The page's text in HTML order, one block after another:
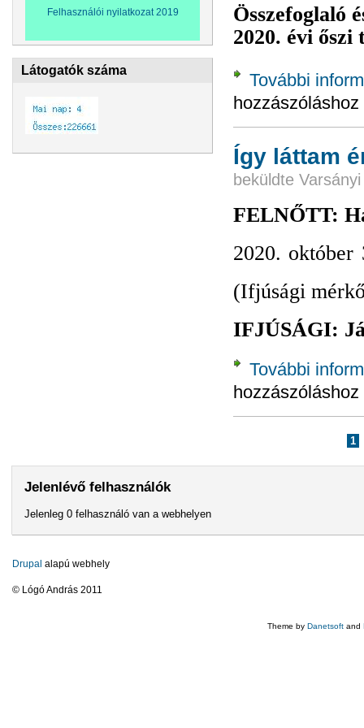
Felhasználói nyilatkozat 2019
Látogatók száma
Összefoglaló
2020. évi
További
hozzászóláshoz
Így láttam
beküldte
FELNŐTT:
2020. október
(Ifjúsági
IFJÚSÁGI:
További
hozzászóláshoz
1
Jelenlévő felhasználók
Jelenleg 0 felhasználó van a webhelyen
Drupal alapú webhely
© Lógó András 2011
Theme by Danetsoft and